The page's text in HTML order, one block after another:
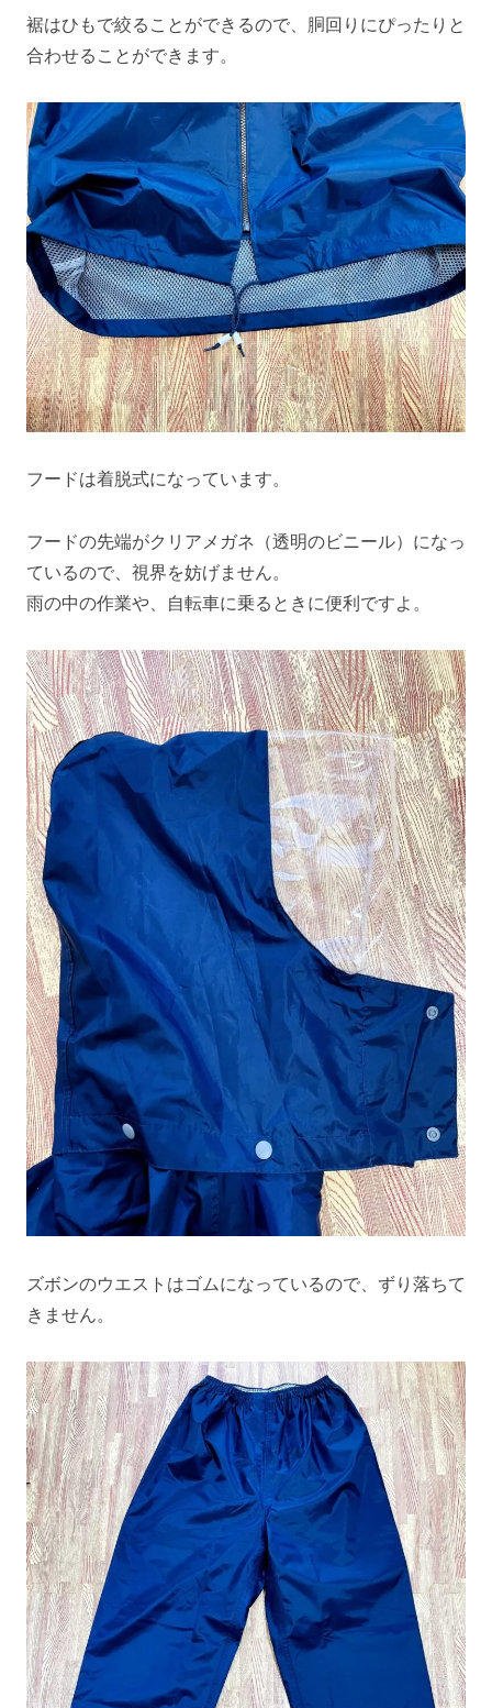
裾はひもで絞ることができるので、胴回りにぴったりと
合わせることができます。
フードは着脱式になっています。
フードの先端がクリアメガネ（透明のビニール）になっ
ているので、視界を妨げません。
雨の中の作業や、自転車に乗るときに便利ですよ。
ズボンのウエストはゴムになっているので、ずり落ちて
きません。